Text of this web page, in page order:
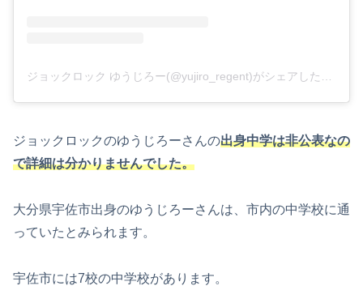
ジョックロックのゆうじろーさんの出身中学は非公表なの
で詳細は分かりませんでした。
大分県宇佐市出身のゆうじろーさんは、市内の中学校に通
っていたとみられます。
宇佐市には7校の中学校があります。